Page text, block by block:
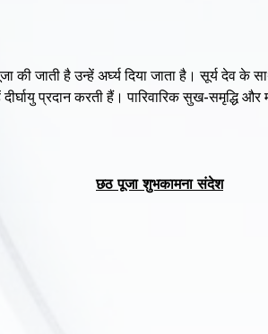
की जाती है उन्हें अर्घ्य दिया जाता है। सूर्य देव के
प्रदान करती हैं। पारिवारिक सुख-समृद्धि और
छठ पूजा शुभकामना संदेश